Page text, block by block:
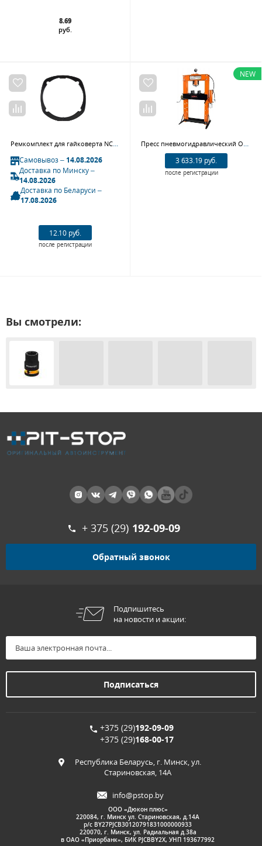
8.69
руб.
Самовывоз –14.08.2026
Доставка по Минску –
14.08.2026
Доставка по Беларуси –
17.08.2026
12.10 руб.
после регистрации
NEW
3 633.19 руб.
после регистрации
Вы смотрели:
+ 375 (29) 192-09-09
Обратный звонок
Подпишитесь
на новости и акции:
+375 (29)192-09-09
+375 (29)168-00-17
Республика Беларусь, г. Минск, ул.
Стариновская, 14А
info@pstop.by
ООО «Дюкон плюс»
220084, г. Минск ул. Стариновская, д.14А
р/с BY27PJCB30120791831000000933
220070, г. Минск, ул. Радиальная д.38а
в ОАО «Приорбанк», БИК PJCBBY2X, УНП 193677992